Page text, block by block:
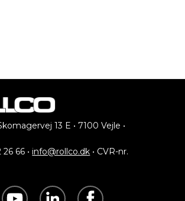
13 E • 7100 Vejle •
26 66 •info@rollco.dk • CVR-nr.